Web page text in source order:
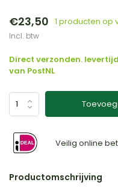
€23,50 1 producten op
Incl. btw
Direct verzonden.
van PostNL
Veilig online
Productomschrijving